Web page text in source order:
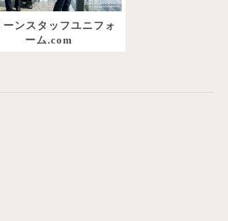
ーンスタッフユニフォ
ーム.com